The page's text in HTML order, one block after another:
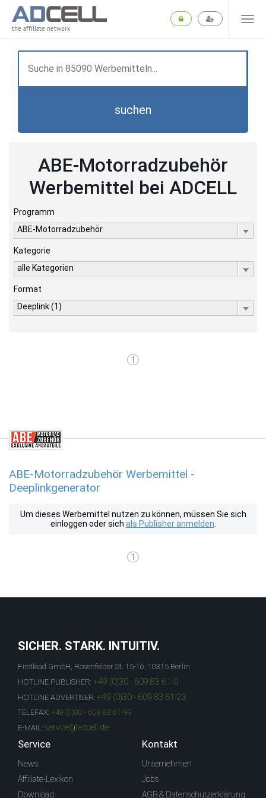
the affiliate network
suchen
ABE-Motorradzubehör
Werbemittel bei ADCELL
Programm
ABE-Motorradzubehör
Kategorie
alle Kategorien
Format
Deeplink (1)
1
ABE-Motorradzubehör Werbemittel -
Deeplinkgenerator
Um dieses Werbemittel nutzen zu können, müssen Sie sich
einloggen oder sich als Publisher anmelden
1
SICHER. STARK. INTUITIV.
Firstlead GmbH, Rosenfelder St. 15-16, 10315 Berlin
HOTLINE PUBLISHER: +49 (0)30 - 609 83 61-0
HOTLINE ADVERTISER: +49 (0)30 - 609 83 61-23
TELEFAX: +49 (0)30 - 609 83 61-99
E-MAIL: service@adcell.de
Service
News
Affiliate-Lexikon
Download
Kontakt
Unternehmen
Jobs
AGB & Datenschutzerklärung